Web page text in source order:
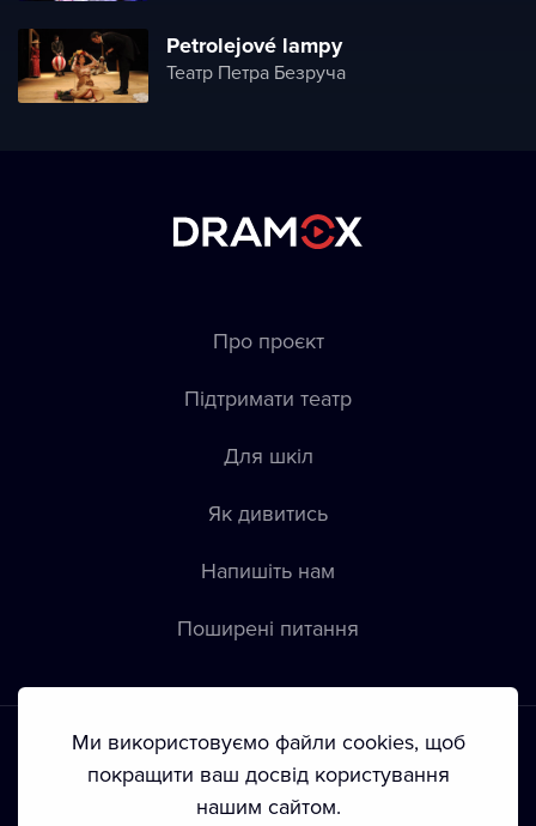
Petrolejové lampy
Театр Петра Безруча
Про проєкт
Підтримати театр
Для шкіл
Як дивитись
Напишіть нам
Пoширені питання
Ми використовуємо файли cookies, щоб
покращити ваш досвід користування
нашим сайтом.